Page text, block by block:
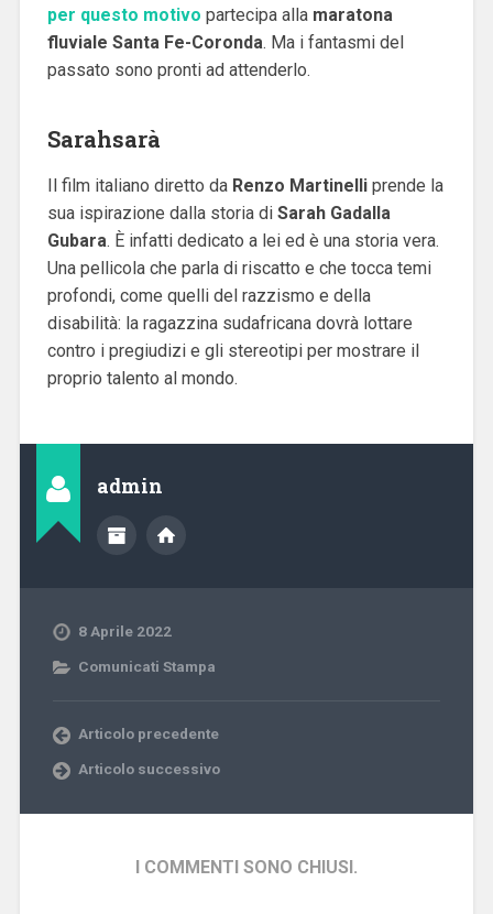
per questo motivo partecipa alla maratona
fluviale Santa Fe-Coronda. Ma i fantasmi del
passato sono pronti ad attenderlo.
Sarahsarà
Il film italiano diretto da Renzo Martinelliprende la
sua ispirazione dalla storia di Sarah Gadalla
Gubara. È infatti dedicato a lei ed è una storia vera.
Una pellicola che parla di riscatto e che tocca temi
profondi, come quelli del razzismo e della
disabilità: la ragazzina sudafricana dovrà lottare
contro i pregiudizi e gli stereotipi per mostrare il
proprio talento al mondo.
admin
8 Aprile 2022
Comunicati Stampa
Articolo precedente
Articolo successivo
I COMMENTI SONO CHIUSI.